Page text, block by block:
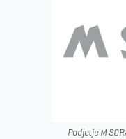
Podjetje M